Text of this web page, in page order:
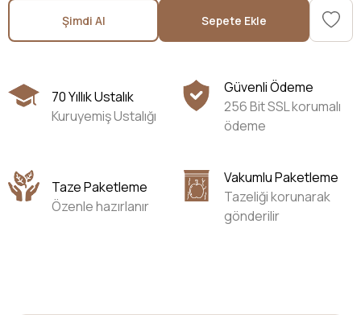
Şimdi Al Sepete Ekle
70 Yıllık Ustalık
Kuruyemiş Ustalığı
Güvenli Ödeme
256 Bit SSL korumalı
ödeme
Taze Paketleme
Özenle hazırlanır
Vakumlu Paketleme
Tazeliği korunarak
gönderilir